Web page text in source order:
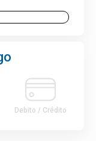
Debito / Crédito